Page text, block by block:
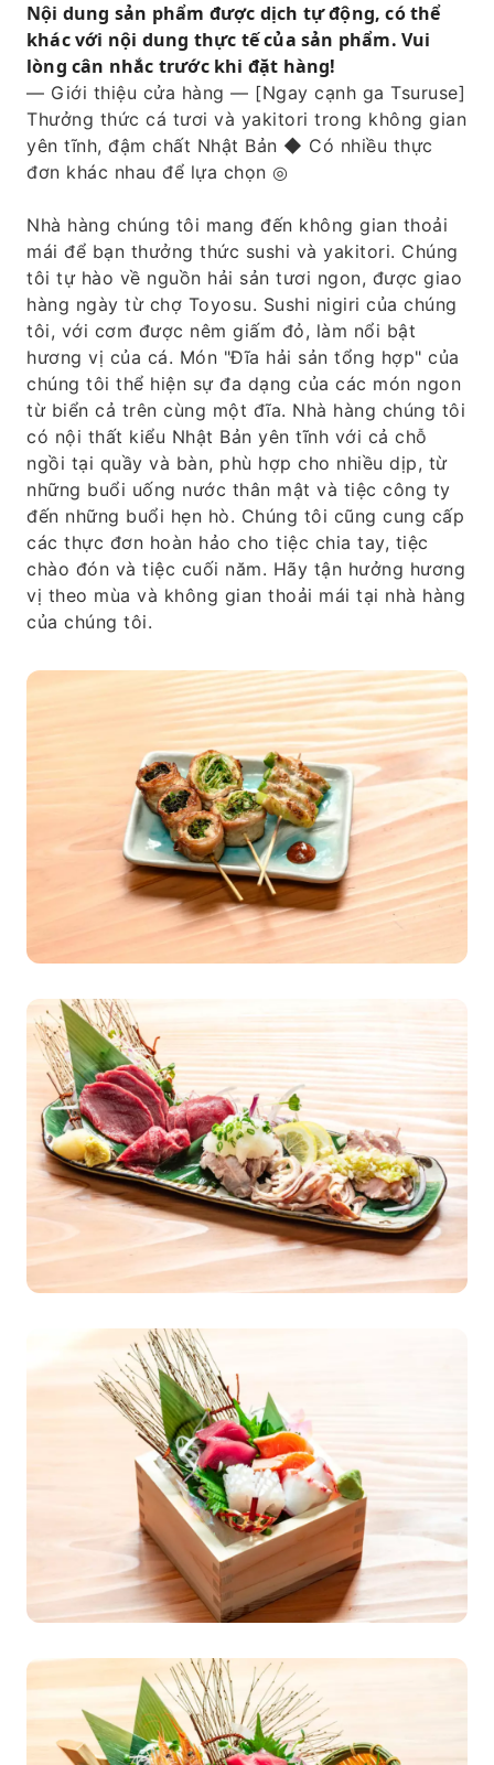
Nội dung sản phẩm được dịch tự động, có thể
khác với nội dung thực tế của sản phẩm. Vui
lòng cân nhắc trước khi đặt hàng!
— Giới thiệu cửa hàng — [Ngay cạnh ga Tsuruse]
Thưởng thức cá tươi và yakitori trong không gian
yên tĩnh, đậm chất Nhật Bản ◆ Có nhiều thực
đơn khác nhau để lựa chọn ◎
Nhà hàng chúng tôi mang đến không gian thoải
mái để bạn thưởng thức sushi và yakitori. Chúng
tôi tự hào về nguồn hải sản tươi ngon, được giao
hàng ngày từ chợ Toyosu. Sushi nigiri của chúng
tôi, với cơm được nêm giấm đỏ, làm nổi bật
hương vị của cá. Món "Đĩa hải sản tổng hợp" của
chúng tôi thể hiện sự đa dạng của các món ngon
từ biển cả trên cùng một đĩa. Nhà hàng chúng tôi
có nội thất kiểu Nhật Bản yên tĩnh với cả chỗ
ngồi tại quầy và bàn, phù hợp cho nhiều dịp, từ
những buổi uống nước thân mật và tiệc công ty
đến những buổi hẹn hò. Chúng tôi cũng cung cấp
các thực đơn hoàn hảo cho tiệc chia tay, tiệc
chào đón và tiệc cuối năm. Hãy tận hưởng hương
vị theo mùa và không gian thoải mái tại nhà hàng
của chúng tôi.